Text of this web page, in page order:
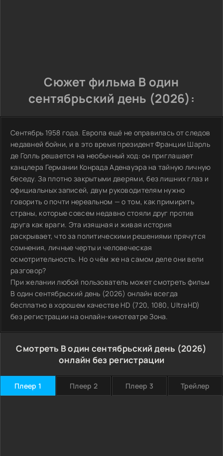
Сюжет фильма В один
сентябрьский день (2026):
Сентябрь 1958 года. Европа ещё не оправилась от следов
недавней бойни, и в это время президент Франции Шарль
де Голль решается на необычный ход: он приглашает
канцлера Германии Конрада Аденауэра на тайную личную
беседу. За плотно закрытыми дверями, без лишних глаз и
официальных записей, двум руководителям нужно
говорить о почти нереальном — о том, как примирить
страны, которые совсем недавно стояли друг против
друга как враги. Эта изящная и живая история
раскрывает, что за политическими решениями прячутся
сомнения, личные черты и человеческая
осмотрительность. Но о чём же на самом деле они вели
разговор?
При желании любой пользователь может смотреть фильм
В один сентябрьский день (2026) онлайн всегда
бесплатно в хорошем качестве HD (720, 1080, UltraHD)
без регистрации на онлайн-кинотеатре Зона.
Смотреть В один сентябрьский день (2026)
онлайн без регистрации
Плеер 1 Плеер 2 Плеер 3 Трейлер